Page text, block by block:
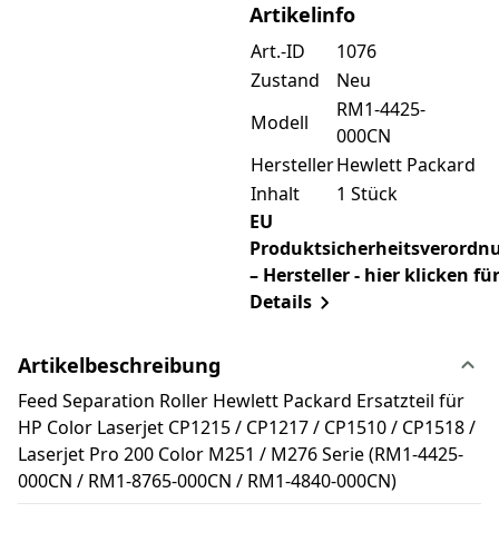
Artikelinfo
Art.-ID
1076
Zustand
Neu
Modell
RM1-4425-
000CN
HerstellerHewlett Packard
Inhalt
1 Stück
EU
– Hersteller - hier klicken für
Details
Artikelbeschreibung
Feed Separation Roller Hewlett Packard Ersatzteil für
HP Color Laserjet CP1215 / CP1217 / CP1510 / CP1518 /
Laserjet Pro 200 Color M251 / M276 Serie (RM1-4425-
000CN / RM1-8765-000CN / RM1-4840-000CN)